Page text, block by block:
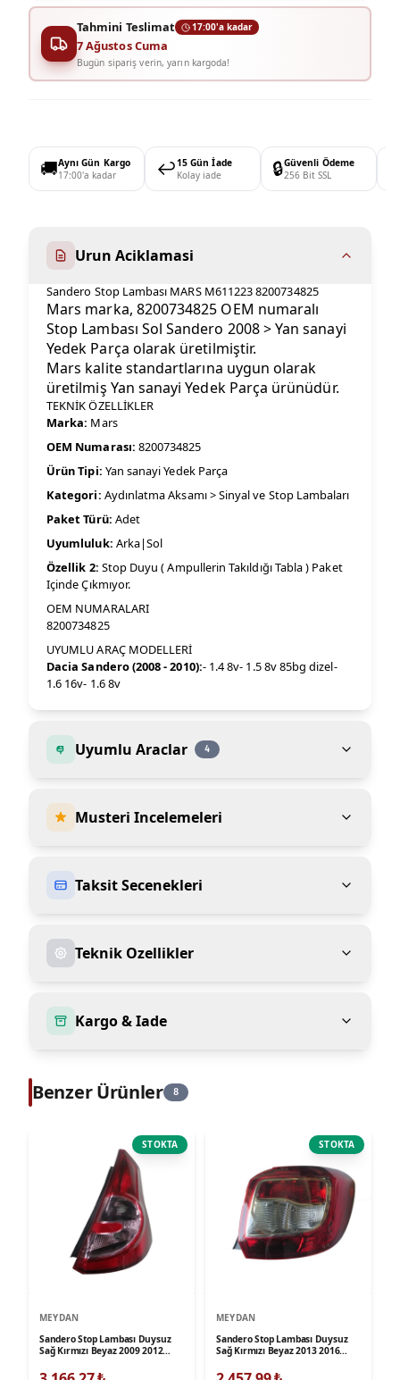
Tahmini Teslimat 17:00'a kadar
7 Ağustos Cuma
Bugün sipariş verin, yarın kargoda!
🚚Aynı Gün Kargo
17:00'a kadar
↩️15 Gün İade
Kolay iade
🔒Güvenli Ödeme
256 Bit SSL
Urun Aciklamasi
Sandero Stop Lambası MARS M611223 8200734825
Mars marka, 8200734825 OEM numaralı
Stop Lambası Sol Sandero 2008 > Yan sanayi
Yedek Parça olarak üretilmiştir.
Mars kalite standartlarına uygun olarak
üretilmiş Yan sanayi Yedek Parça ürünüdür.
TEKNİK ÖZELLİKLER
Marka: Mars
OEM Numarası: 8200734825
Ürün Tipi: Yan sanayi Yedek Parça
Kategori: Aydınlatma Aksamı > Sinyal ve Stop Lambaları
Paket Türü: Adet
Uyumluluk: Arka|Sol
Özellik 2: Stop Duyu ( Ampullerin Takıldığı Tabla ) Paket
Içinde Çıkmıyor.
OEM NUMARALARI
8200734825
UYUMLU ARAÇ MODELLERİ
Dacia Sandero (2008 - 2010):- 1.4 8v- 1.5 8v 85bg dizel-
1.6 16v- 1.6 8v
Uyumlu Araclar 4
Musteri Incelemeleri
Taksit Secenekleri
Teknik Ozellikler
Kargo & Iade
Benzer Ürünler 8
STOKTA
MEYDAN
Sandero Stop Lambası Duysuz
Sağ Kırmızı Beyaz 2009 2012
STOKTA
MEYDAN
Sandero Stop Lambası Duysuz
Sağ Kırmızı Beyaz 2013 2016